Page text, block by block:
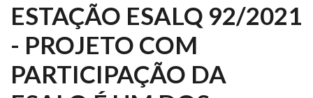
ESTAÇÃO ESALQ 92/2021
- PROJETO COM
PARTICIPAÇÃO DA